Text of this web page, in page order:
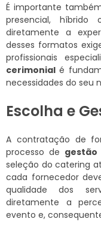
É importante
presencial,
diretamente a
desses formatos
profissionais
cerimonial é
necessidades do seu
Escolha e
A contratação de
processo de
seleção do catering
cada fornecedor
qualidade dos
diretamente a
evento e,